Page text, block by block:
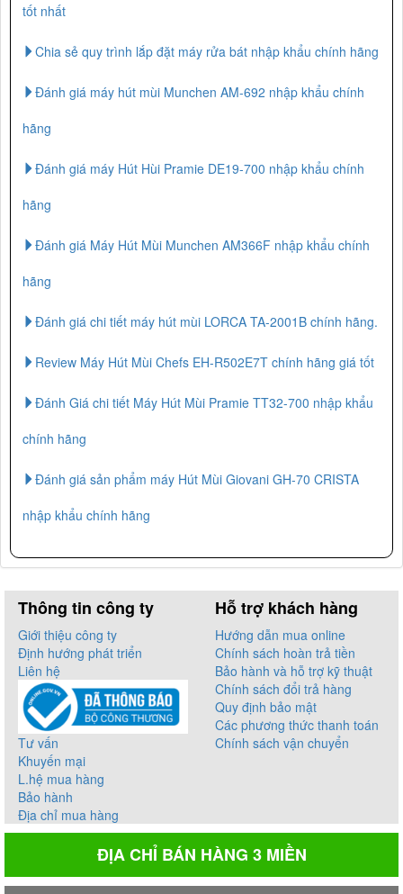
tốt nhất
Chia sẻ quy trình lắp đặt máy rửa bát nhập khẩu chính hãng
Đánh giá máy hút mùi Munchen AM-692 nhập khẩu chính
hãng
Đánh giá máy Hút Hùi Pramie DE19-700 nhập khẩu chính
hãng
Đánh giá Máy Hút Mùi Munchen AM366F nhập khẩu chính
hãng
Đánh giá chi tiết máy hút mùi LORCA TA-2001B chính hãng.
Review Máy Hút Mùi Chefs EH-R502E7T chính hãng giá tốt
Đánh Giá chi tiết Máy Hút Mùi Pramie TT32-700 nhập khẩu
chính hãng
Đánh giá sản phẩm máy Hút Mùi Giovani GH-70 CRISTA
nhập khẩu chính hãng
Thông tin công ty
Giới thiệu công ty
Định hướng phát triển
Liên hệ
Tư vấn
Khuyến mại
L.hệ mua hàng
Bảo hành
Địa chỉ mua hàng
Hỗ trợ khách hàng
Hướng dẫn mua online
Chính sách hoàn trả tiền
Bảo hành và hỗ trợ kỹ thuật
Chính sách đổi trả hàng
Quy định bảo mật
Các phương thức thanh toán
Chính sách vận chuyển
ĐỊA CHỈ BÁN HÀNG 3 MIỀN